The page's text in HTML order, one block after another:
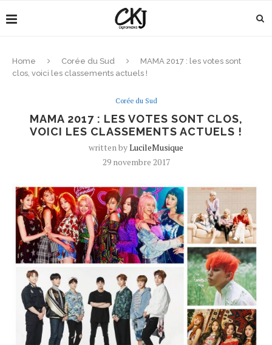
Home Corée du Sud
MAMA 2017 : les votes sont
clos, voici les classements actuels !
Corée du Sud
MAMA 2017 : LES VOTES SONT CLOS,
VOICI LES CLASSEMENTS ACTUELS !
written byLucileMusique
29 novembre 2017